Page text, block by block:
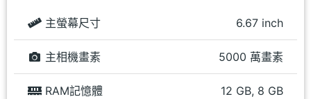
主螢幕尺寸 6.67 inch
主相機畫素 5000 萬畫素
RAM記憶體 12 GB, 8 GB